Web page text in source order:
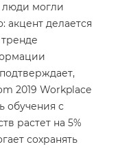
люди могли
акцент делается
2019 Workplace
обучения с
растет на 5%
сохранять